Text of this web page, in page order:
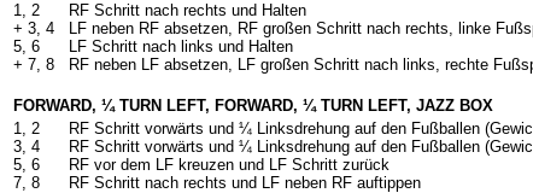
1, 2
+ 3, 4
5, 6
+ 7, 8
RF Schritt nach rechts und Halten
LF neben RF absetzen, RF großen Schritt nach rechts, linke
LF Schritt nach links und Halten
RF neben LF absetzen, LF großen Schritt nach links, rechte
FORWARD, ¼ TURN LEFT, FORWARD, ¼ TURN LEFT, JAZZ BOX
1, 2
3, 4
5, 6
7, 8
RF Schritt vorwärts und ¼ Linksdrehung auf den Fußballen
RF Schritt vorwärts und ¼ Linksdrehung auf den Fußballen
RF vor dem LF kreuzen und LF Schritt zurück
RF Schritt nach rechts und LF neben RF auftippen